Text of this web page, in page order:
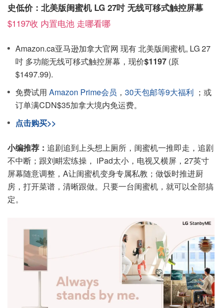
史低价：北美版闺蜜机 LG 27吋 无线可移式触控屏幕
$1197收 内置电池 走哪看哪
Amazon.ca亚马逊加拿大官网 现有 北美版闺蜜机, LG 27
吋 多功能无线可移式触控屏幕，现价$1197 (原
$1497.99).
免费试用 Amazon Prime会员 ， 30天包邮等9大福利 ；或
订单满CDN$35加拿大境内免运费。
点击购买>>
小编推荐： 追剧追到上头想上厕所，闺蜜机一推即走，追剧
不中断；跟刘畊宏练操， iPad太小，电视又横屏，27英寸
屏幕随意调整，A让闺蜜机变身专属私教；做饭时推进厨
房，打开菜谱，清晰跟做。只要一台闺蜜机，就可以全部搞
定。